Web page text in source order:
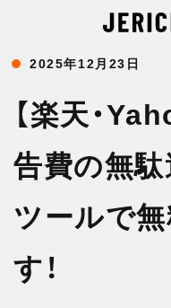
2025年12月23日
【楽天・
告費の無
ツールで
す！